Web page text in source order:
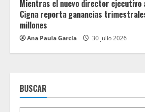
Mientras el nuevo director ejecutivo
Cigna reporta ganancias
millones
Ana Paula García 30 julio 2026
BUSCAR